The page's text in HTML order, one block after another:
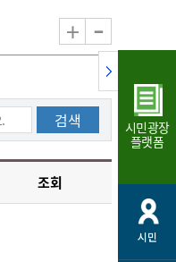
세환급금신청
상담챗봇
재생(현장)지원센터
생시설 현황
지
급이상 상위직 비율
1인당 주민수
모대비 인건비운영
부수
알리미
공공저작물
+ -
조회
시민광장
플랫폼
시민